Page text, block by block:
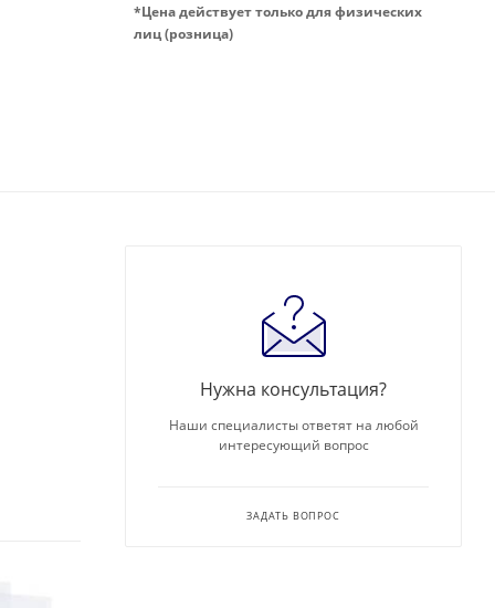
*Цена действует только для физических
лиц (розница)
Нужна консультация?
Наши специалисты ответят на любой
интересующий вопрос
ЗАДАТЬ ВОПРОС